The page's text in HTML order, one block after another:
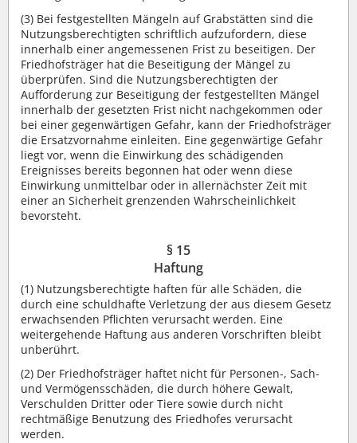
(3) Bei festgestellten Mängeln auf Grabstätten sind die
Nutzungsberechtigten schriftlich aufzufordern, diese
innerhalb einer angemessenen Frist zu beseitigen. Der
Friedhofsträger hat die Beseitigung der Mängel zu
überprüfen. Sind die Nutzungsberechtigten der
Aufforderung zur Beseitigung der festgestellten Mängel
innerhalb der gesetzten Frist nicht nachgekommen oder
bei einer gegenwärtigen Gefahr, kann der Friedhofsträger
die Ersatzvornahme einleiten. Eine gegenwärtige Gefahr
liegt vor, wenn die Einwirkung des schädigenden
Ereignisses bereits begonnen hat oder wenn diese
Einwirkung unmittelbar oder in allernächster Zeit mit
einer an Sicherheit grenzenden Wahrscheinlichkeit
bevorsteht.
§ 15
Haftung
(1) Nutzungsberechtigte haften für alle Schäden, die
durch eine schuldhafte Verletzung der aus diesem Gesetz
erwachsenden Pflichten verursacht werden. Eine
weitergehende Haftung aus anderen Vorschriften bleibt
unberührt.
(2) Der Friedhofsträger haftet nicht für Personen-, Sach-
und Vermögensschäden, die durch höhere Gewalt,
Verschulden Dritter oder Tiere sowie durch nicht
rechtmäßige Benutzung des Friedhofes verursacht
werden.